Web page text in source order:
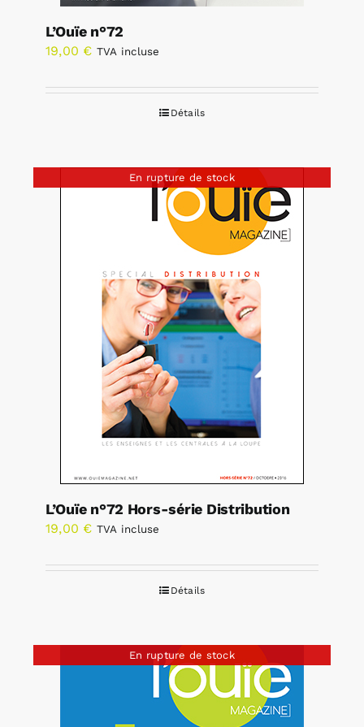
L’Ouïe n°72
19,00 € TVA incluse
Détails
En rupture de stock
L’Ouïe n°72 Hors-série Distribution
19,00 € TVA incluse
Détails
En rupture de stock